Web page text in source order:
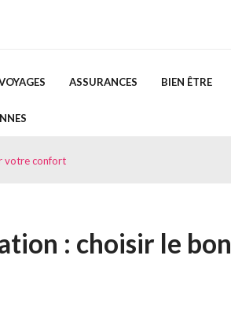
ASSURANCES BIEN ÊTRE
votre confort
: choisir le bon